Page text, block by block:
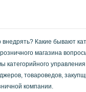
Какие бывают
магазина
категорийного
товароведов,
компании.